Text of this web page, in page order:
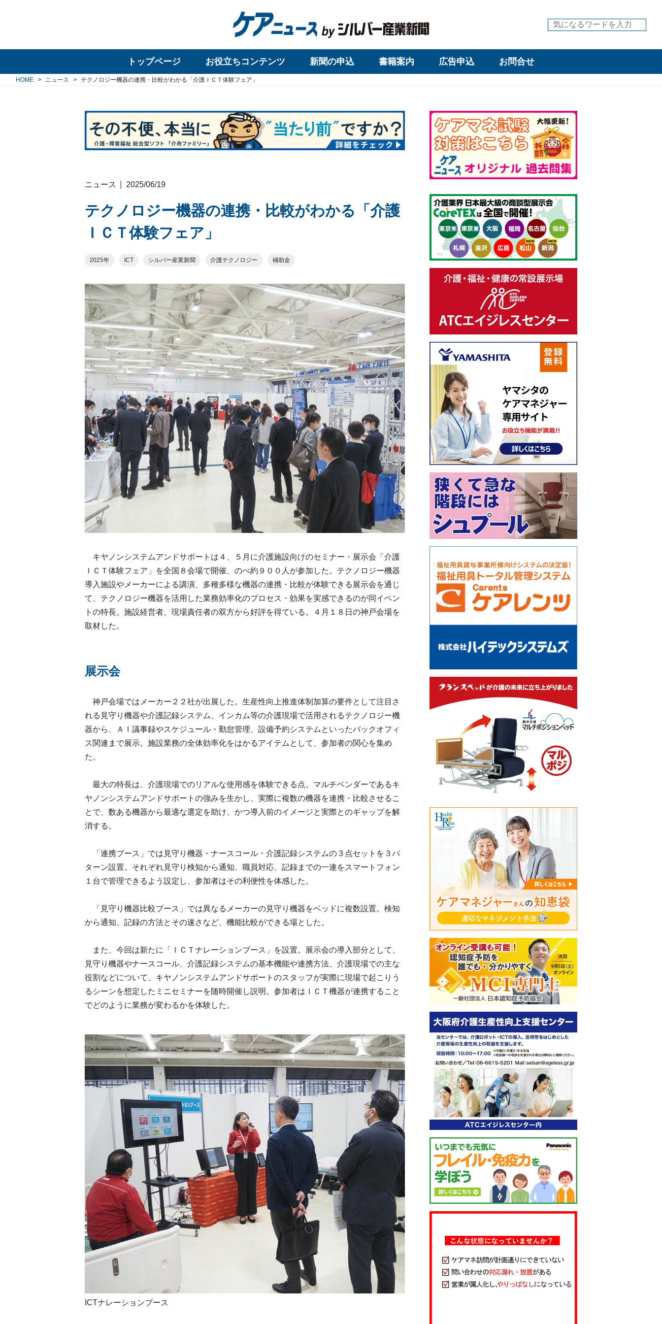
トップページ お役立ちコンテンツ 新聞の申込 書籍案内 広告申込 お問合せ
HOME ニュース テクノロジー機器の連携・比較がわかる「介護ＩＣＴ体験フェア」
ニュース 2025/06/19
テクノロジー機器の連携・比較がわかる「介護
ＩＣＴ体験フェア」
2025年 ICT シルバー産業新聞 介護テクノロジー 補助金
キヤノンシステムアンドサポートは４、５月に介護施設向けのセミナー・展示会「介護
ＩＣＴ体験フェア」を全国８会場で開催、のべ約９００人が参加した。テクノロジー機器
導入施設やメーカーによる講演、多種多様な機器の連携・比較が体験できる展示会を通じ
て、テクノロジー機器を活用した業務効率化のプロセス・効果を実感できるのが同イベン
トの特長。施設経営者、現場責任者の双方から好評を得ている。４月１８日の神戸会場を
取材した。
展示会
神戸会場ではメーカー２２社が出展した。生産性向上推進体制加算の要件として注目さ
れる見守り機器や介護記録システム、インカム等の介護現場で活用されるテクノロジー機
器から、ＡＩ議事録やスケジュール・勤怠管理、設備予約システムといったバックオフィ
ス関連まで展示。施設業務の全体効率化をはかるアイテムとして、参加者の関心を集め
た。
最大の特長は、介護現場でのリアルな使用感を体験できる点。マルチベンダーであるキ
ヤノンシステムアンドサポートの強みを生かし、実際に複数の機器を連携・比較させるこ
とで、数ある機器から最適な選定を助け、かつ導入前のイメージと実際とのギャップを解
消する。
「連携ブース」では見守り機器・ナースコール・介護記録システムの３点セットを３パ
ターン設置。それぞれ見守り検知から通知、職員対応、記録までの一連をスマートフォン
１台で管理できるよう設定し、参加者はその利便性を体感した。
「見守り機器比較ブース」では異なるメーカーの見守り機器をベッドに複数設置。検知
から通知、記録の方法とその速さなど、機能比較ができる場とした。
また、今回は新たに「ＩＣＴナレーションブース」を設置。展示会の導入部分として、
見守り機器やナースコール、介護記録システムの基本機能や連携方法、介護現場での主な
役割などについて、キヤノンシステムアンドサポートのスタッフが実際に現場で起こりう
るシーンを想定したミニセミナーを随時開催し説明。参加者はＩＣＴ機器が連携すること
でどのように業務が変わるかを体験した。
ICTナレーションブース